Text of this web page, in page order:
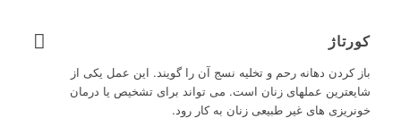
کورتاژ
باز کردن دهانه رحم و تخلیه نسج آن را گویند. این عمل یکی از
شایعترین عملهای زنان است. می تواند برای تشخیص یا درمان
خونریزی های غیر طبیعی زنان به کار رود.